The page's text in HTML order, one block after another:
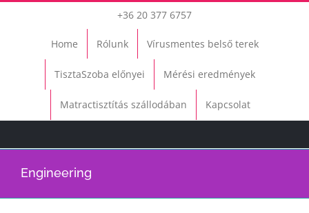
+36 20 377 6757
Home Rólunk Vírusmentes belső terek
TisztaSzoba előnyei Mérési eredmények
Matractisztítás szállodában Kapcsolat
Engineering